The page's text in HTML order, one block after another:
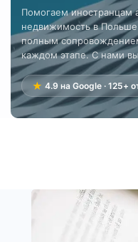
Помогаем иностранцам
недвижимость в
полным
каждом этапе. С нами
★ 4.9 на Google · 125+